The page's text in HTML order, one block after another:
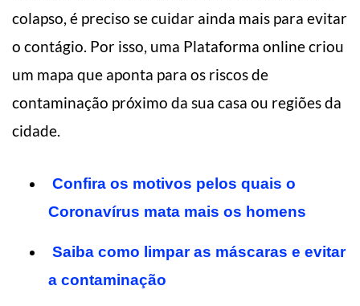
colapso, é preciso se cuidar ainda mais para evitar
o contágio. Por isso, uma Plataforma online criou
um mapa que aponta para os riscos de
contaminação próximo da sua casa ou regiões da
cidade.
Confira os motivos pelos quais o
Coronavírus mata mais os homens
Saiba como limpar as máscaras e evitar
a contaminação